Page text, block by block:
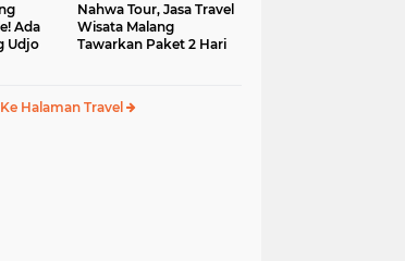
Ada
Udjo
Nahwa Tour, Jasa Travel
Wisata Malang
Tawarkan Paket 2 Hari
Ke Halaman Travel